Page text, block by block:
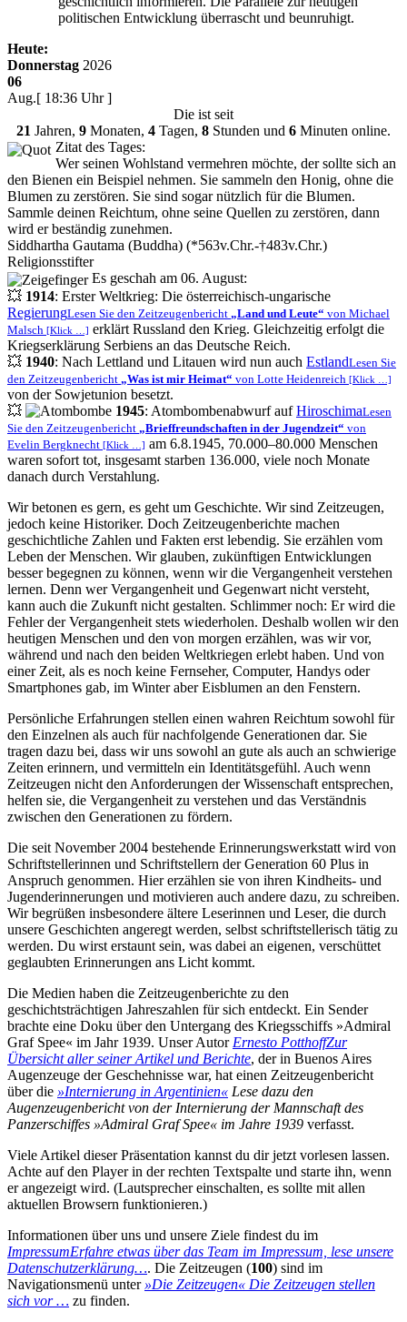
politischen Entwicklung überrascht und beunruhigt.
Heute:
Donnerstag 2026
06
Aug.[ 18:36 Uhr ]
Die ist seit
21 Jahren, 9 Monaten, 4 Tagen, 8 Stunden und 6 Minuten online.
Zitat des Tages:
Wer seinen Wohlstand vermehren möchte, der sollte sich an
den Bienen ein Beispiel nehmen. Sie sammeln den Honig, ohne die
Blumen zu zerstören. Sie sind sogar nützlich für die Blumen.
Sammle deinen Reichtum, ohne seine Quellen zu zerstören, dann
wird er beständig zunehmen.
Siddhartha Gautama (Buddha) (*563v.Chr.-†483v.Chr.)
Religionsstifter
Es geschah am 06. August:
💥 1914: Erster Weltkrieg: Die österreichisch-ungarische
RegierungLesen Sie den Zeitzeugenbericht Land und Leute
von Michael
Malsch [Klick …] erklärt Russland den Krieg. Gleichzeitig erfolgt die
Kriegserklärung Serbiens an das Deutsche Reich.
💥 1940: Nach Lettland und Litauen wird nun auch EstlandLesen Sie
den Zeitzeugenbericht
Was ist mir Heimat von Lotte Heidenreich [Klick …]
von der Sowjetunion besetzt.
💥
1945: Atombombenabwurf aufHiroschimaLesen
Sie den Zeitzeugenbericht
Brieffreundschaften in der Jugendzeit
von
Evelin Bergknecht [Klick …] am 6.8.1945, 70.000–80.000 Menschen
waren sofort tot, insgesamt starben 136.000, viele noch Monate
danach durch Verstahlung.
Wir betonen es gern, es geht um Geschichte. Wir sind Zeitzeugen,
jedoch keine Historiker. Doch Zeitzeugenberichte machen
geschichtliche Zahlen und Fakten erst lebendig. Sie erzählen vom
Leben der Menschen. Wir glauben, zukünftigen Entwicklungen
besser begegnen zu können, wenn wir die Vergangenheit verstehen
lernen. Denn wer Vergangenheit und Gegenwart nicht versteht,
kann auch die Zukunft nicht gestalten. Schlimmer noch: Er wird die
Fehler der Vergangenheit stets wiederholen. Deshalb wollen wir den
heutigen Menschen und den von morgen erzählen, was wir vor,
während und nach den beiden Weltkriegen erlebt haben. Und von
einer Zeit, als es noch keine Fernseher, Computer, Handys oder
Smartphones gab, im Winter aber Eisblumen an den Fenstern.
Persönliche Erfahrungen stellen einen wahren Reichtum sowohl für
den Einzelnen als auch für nachfolgende Generationen dar. Sie
tragen dazu bei, dass wir uns sowohl an gute als auch an schwierige
Zeiten erinnern, und vermitteln ein Identitätsgefühl. Auch wenn
Zeitzeugen nicht den Anforderungen der Wissenschaft entsprechen,
helfen sie, die Vergangenheit zu verstehen und das Verständnis
zwischen den Generationen zu fördern.
Die seit November 2004 bestehende Erinnerungswerkstatt wird von
Schriftstellerinnen und Schriftstellern der Generation 60 Plus in
Anspruch genommen. Hier erzählen sie von ihren Kindheits- und
Jugenderinnerungen und motivieren auch andere dazu, zu schreiben.
Wir begrüßen insbesondere ältere Leserinnen und Leser, die durch
unsere Geschichten angeregt werden, selbst schriftstellerisch tätig zu
werden. Du wirst erstaunt sein, was dabei an eigenen, verschüttet
geglaubten Erinnerungen ans Licht kommt.
Die Medien haben die Zeitzeugenberichte zu den
geschichtsträchtigen Jahreszahlen für sich entdeckt. Ein Sender
brachte eine Doku über den Untergang des Kriegsschiffs »Admiral
Graf Spee« im Jahr 1939. Unser Autor Ernesto PotthoffZur
Übersicht aller seiner Artikel und Berichte, der in Buenos Aires
Augenzeuge der Geschehnisse war, hat einen Zeitzeugenbericht
über die »Internierung in Argentinien« Lese dazu den
Augenzeugenbericht von der Internierung der Mannschaft des
Panzerschiffes »Admiral Graf Spee« im Jahre 1939 verfasst.
Viele Artikel dieser Präsentation kannst du dir jetzt vorlesen lassen.
Achte auf den Player in der rechten Textspalte und starte ihn, wenn
er angezeigt wird. (Lautsprecher einschalten, es sollte mit allen
aktuellen Browsern funktionieren.)
Informationen über uns und unsere Ziele findest du im
ImpressumErfahre etwas über das Team im Impressum, lese unsere
Datenschutzerklärung…. Die Zeitzeugen (100) sind im
Navigationsmenü unter »Die Zeitzeugen« Die Zeitzeugen stellen
sich vor … zu finden.